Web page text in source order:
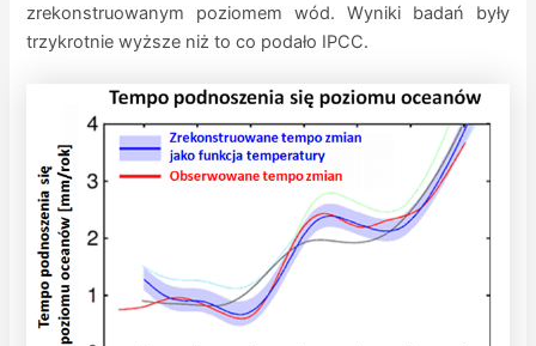
zrekonstruowanym poziomem wód. Wyniki badań były
trzykrotnie wyższe niż to co podało IPCC.